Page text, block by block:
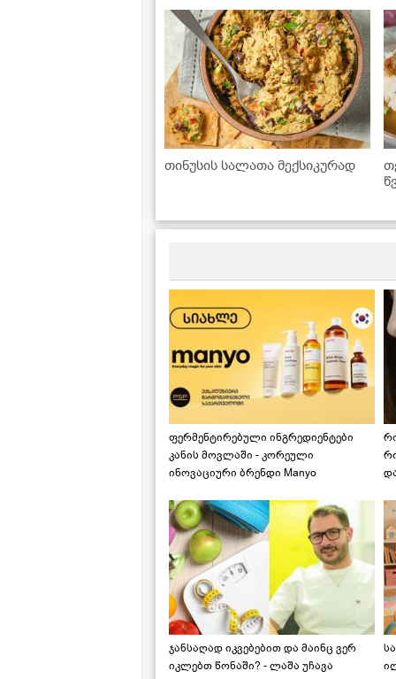
თინუსის სალათა მექსიკურად
ფერმენტირებული ინგრედიენტები
კანის მოვლაში - კორეული
ინოვაციური ბრენდი Manyo
ჯანსაღად იკვებებით და მაინც ვერ
იკლებთ წონაში? - ლაშა უჩავა